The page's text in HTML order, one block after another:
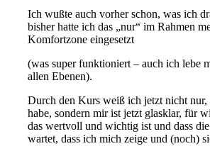
Ich wußte auch vorher schon, was ich
bisher hatte ich das „nur“ im Rahmen
Komfortzone eingesetzt
(was super funktioniert – auch ich lebe
allen Ebenen).
Durch den Kurs weiß ich jetzt nicht
habe, sondern mir ist jetzt glasklar, für
das wertvoll und wichtig ist und dass
wartet, dass ich mich zeige und (noch)